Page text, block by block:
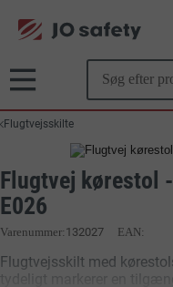
Flugtvejsskilte
Flugtvej kørestol
E026
Varenummer 132027 EAN:
Flugtvejsskilt med